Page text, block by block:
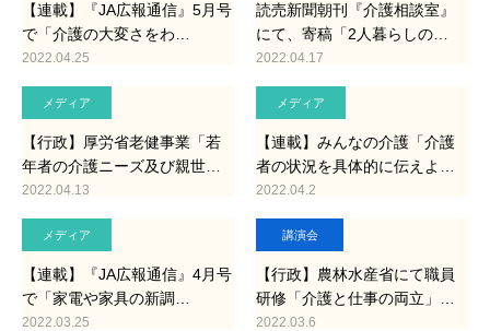
【連載】『JA広報通信』5月号
で「介護の大変さをわ…
2022.04.25
読売新聞朝刊『介護相談室』
にて、寄稿「2人暮らしの…
2022.04.17
メディア
【行政】厚労省老健事業「若
年者の介護ニーズ及び親世…
2022.04.13
メディア
【連載】みんなの介護「介護
者の状況を具体的に伝えよ…
2022.04.2
メディア
【連載】『JA広報通信』4月号
で「家電や家具の新調…
2022.03.25
講演会
【行政】農林水産省にて職員
研修「介護と仕事の両立」…
2022.03.6